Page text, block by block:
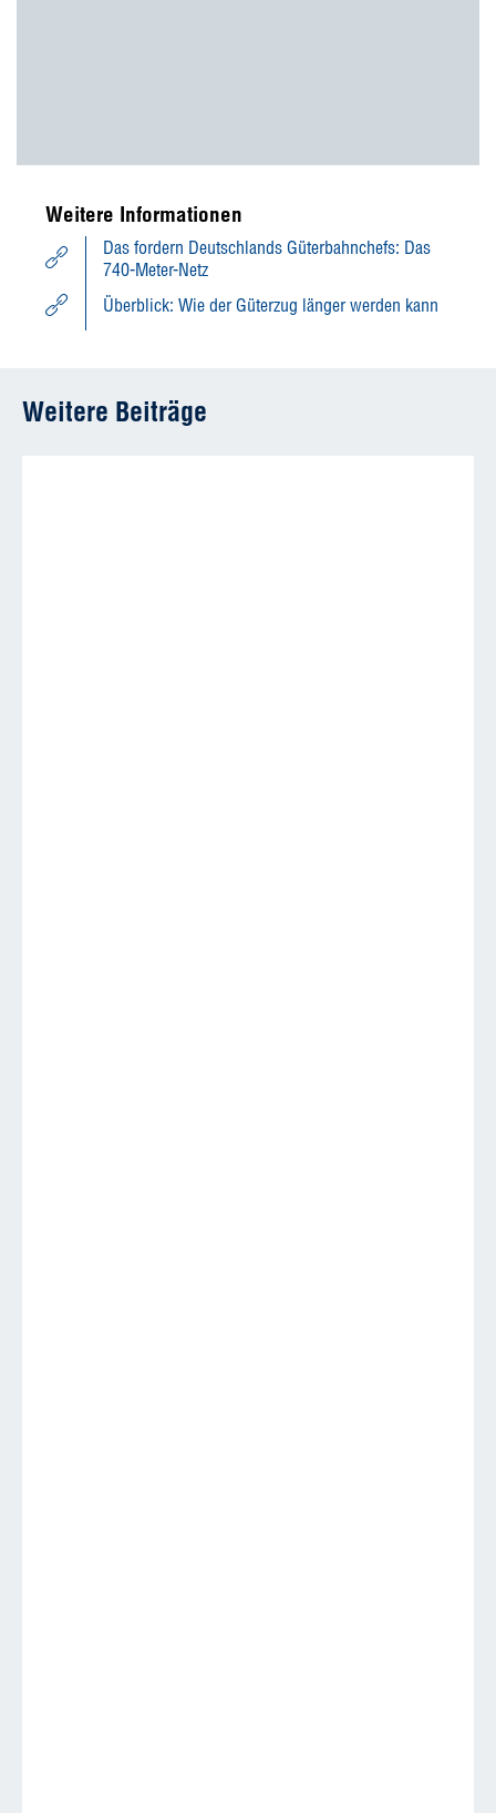
Weitere Informationen
Das fordern Deutschlands Güterbahnchefs: Das
740-Meter-Netz
Überblick: Wie der Güterzug länger werden kann
Weitere Beiträge